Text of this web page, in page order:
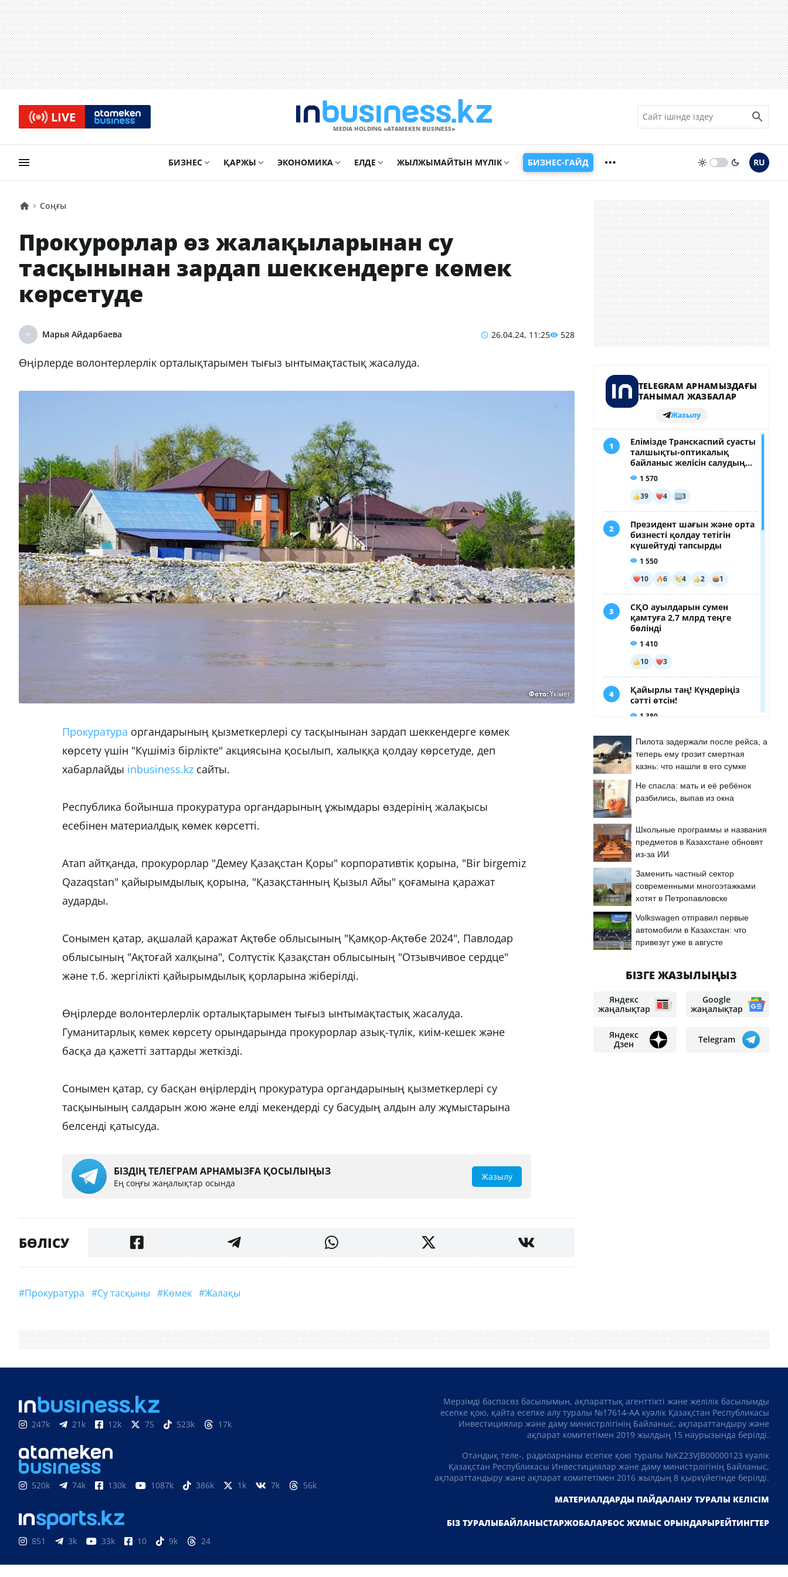
LIVE
MEDIA HOLDING «ATAMEKЕN BUSINESS»
БИЗНЕС ҚАРЖЫ ЭКОНОМИКА ЕЛДЕ ЖЫЛЖЫМАЙТЫН МҮЛІК БИЗНЕС-ГАЙД RU
Соңғы
Прокурорлар өз жалақыларынан су
тасқынынан зардап шеккендерге көмек
көрсетуде
Марья Айдарбаева 26.04.24, 11:25 528
Өңірлерде волонтерлерлік орталықтарымен тығыз ынтымақтастық жасалуда.
Фото:Үкімет
Прокуратура органдарының қызметкерлері су тасқынынан зардап шеккендерге көмек
көрсету үшін "Күшіміз бірлікте" акциясына қосылып, халыққа қолдау көрсетуде, деп
хабарлайды inbusiness.kz сайты.
Республика бойынша прокуратура органдарының ұжымдары өздерінің жалақысы
есебінен материалдық көмек көрсетті.
Атап айтқанда, прокурорлар "Демеу Қазақстан Қоры" корпоративтік қорына, "Bir birgemiz
Qazaqstan" қайырымдылық қорына, "Қазақстанның Қызыл Айы" қоғамына қаражат
аударды.
Сонымен қатар, ақшалай қаражат Ақтөбе облысының "Қамқор-Ақтөбе 2024", Павлодар
облысының "Ақтоғай халқына", Солтүстік Қазақстан облысының "Отзывчивое сердце"
және т.б. жергілікті қайырымдылық қорларына жіберілді.
Өңірлерде волонтерлерлік орталықтарымен тығыз ынтымақтастық жасалуда.
Гуманитарлық көмек көрсету орындарында прокурорлар азық-түлік, киім-кешек және
басқа да қажетті заттарды жеткізді.
Сонымен қатар, су басқан өңірлердің прокуратура органдарының қызметкерлері су
тасқынының салдарын жою және елді мекендерді су басудың алдын алу жұмыстарына
белсенді қатысуда.
БІЗДІҢ ТЕЛЕГРАМ АРНАМЫЗҒА ҚОСЫЛЫҢЫЗ
Ең соңғы жаңалықтар осында
Жазылу
БӨЛІСУ
#прокуратура #су тасқыны #көмек #Жалақы
Пилота задержали после рейса, а
теперь ему грозит смертная
казнь: что нашли в его сумке
Не спасла: мать и её ребёнок
разбились, выпав из окна
Школьные программы и названия
предметов в Казахстане обновят
из-за ИИ
Заменить частный сектор
современными многоэтажками
хотят в Петропавловске
Volkswagen отправил первые
автомобили в Казахстан: что
привезут уже в августе
БІЗГЕ ЖАЗЫЛЫҢЫЗ
Яндекс
жаңалықтар
Google
жаңалықтар
Яндекс
Дзен
Telegram
247k 21k 12k 75 523k 17k
520k 74k 130k 1087k 386k 1k 7k 56k
851 3k 33k 10 9k 24
Мерзімді баспасөз басылымын, ақпараттық агенттікті және желілік басылымды
есепке қою, қайта есепке алу туралы №17614-АА куәлік Қазақстан Республикасы
Инвестициялар және даму министрлігінің Байланыс, ақпараттандыру және
ақпарат комитетімен 2019 жылдың 15 наурызында берілді.
Отандық теле-, радиоарнаны есепке қою туралы №KZ23VJB00000123 куәлік
Қазақстан Республикасы Инвестициялар және даму министрлігінің Байланыс,
ақпараттандыру және ақпарат комитетімен 2016 жылдың 8 қыркүйегінде берілді.
МАТЕРИАЛДАРДЫ ПАЙДАЛАНУ ТУРАЛЫ КЕЛІСІМ
БІЗ ТУРАЛЫБАЙЛАНЫСТАРЖОБАЛАРБОС ЖҰМЫС ОРЫНДАРЫРЕЙТИНГТЕР